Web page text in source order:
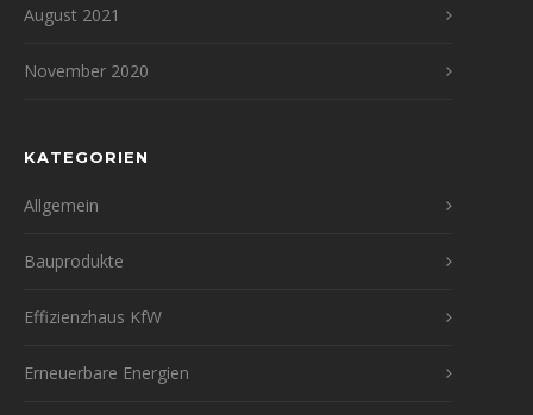
August 2021
November 2020
KATEGORIEN
Allgemein
Bauprodukte
Effizienzhaus KfW
Erneuerbare Energien